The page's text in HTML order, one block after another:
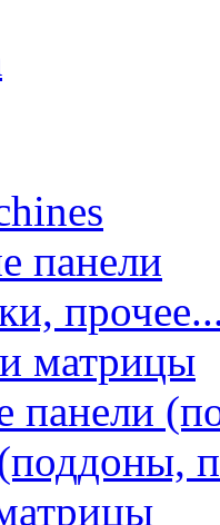
панели
матрицы
панели